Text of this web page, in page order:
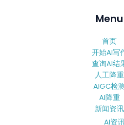
Menu
首页
开始AI写
查询AI结
人工降重
AIGC检
AI降重
新闻资讯
AI资